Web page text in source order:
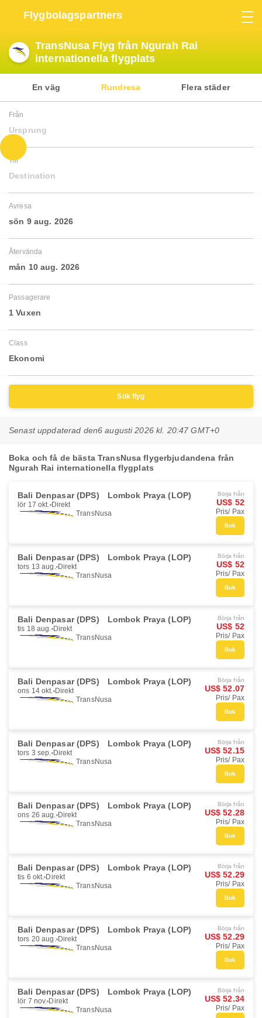
Flygbolagspartners
TransNusa Flyg från Ngurah Rai
internationella flygplats
En väg Rundresa Flera städer
Från
Ursprung
Till
Destination
Avresa
sön 9 aug. 2026
Återvända
mån 10 aug. 2026
Passagerare
1 Vuxen
Class
Ekonomi
Sök flyg
Senast uppdaterad den6 augusti 2026 kl. 20:47 GMT+0
Boka och få de bästa TransNusa flygerbjudandena från
Ngurah Rai internationella flygplats
Bali Denpasar (DPS) Lombok Praya (LOP)
lör 17 okt. Direkt
TransNusa
Börja från
US$ 52
Pris/ Pax
Bok
Bali Denpasar (DPS) Lombok Praya (LOP)
tors 13 aug. Direkt
TransNusa
Börja från
US$ 52
Pris/ Pax
Bok
Bali Denpasar (DPS) Lombok Praya (LOP)
tis 18 aug. Direkt
TransNusa
Börja från
US$ 52
Pris/ Pax
Bok
Bali Denpasar (DPS) Lombok Praya (LOP)
ons 14 okt. Direkt
TransNusa
Börja från
US$ 52.07
Pris/ Pax
Bok
Bali Denpasar (DPS) Lombok Praya (LOP)
tors 3 sep. Direkt
TransNusa
Börja från
US$ 52.15
Pris/ Pax
Bok
Bali Denpasar (DPS) Lombok Praya (LOP)
ons 26 aug. Direkt
TransNusa
Börja från
US$ 52.28
Pris/ Pax
Bok
Bali Denpasar (DPS) Lombok Praya (LOP)
tis 6 okt. Direkt
TransNusa
Börja från
US$ 52.29
Pris/ Pax
Bok
Bali Denpasar (DPS) Lombok Praya (LOP)
tors 20 aug. Direkt
TransNusa
Börja från
US$ 52.29
Pris/ Pax
Bok
Bali Denpasar (DPS) Lombok Praya (LOP)
lör 7 nov. Direkt
TransNusa
Börja från
US$ 52.34
Pris/ Pax